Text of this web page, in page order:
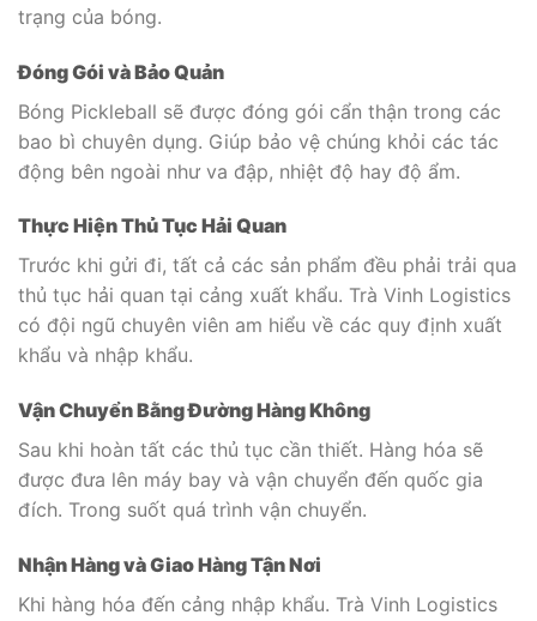
trạng của bóng.
Đóng Gói và Bảo Quản
Bóng Pickleball sẽ được đóng gói cẩn thận trong các
bao bì chuyên dụng. Giúp bảo vệ chúng khỏi các tác
động bên ngoài như va đập, nhiệt độ hay độ ẩm.
Thực Hiện Thủ Tục Hải Quan
Trước khi gửi đi, tất cả các sản phẩm đều phải trải qua
thủ tục hải quan tại cảng xuất khẩu. Trà Vinh Logistics
có đội ngũ chuyên viên am hiểu về các quy định xuất
khẩu và nhập khẩu.
Vận Chuyển Bằng Đường Hàng Không
Sau khi hoàn tất các thủ tục cần thiết. Hàng hóa sẽ
được đưa lên máy bay và vận chuyển đến quốc gia
đích. Trong suốt quá trình vận chuyển.
Nhận Hàng và Giao Hàng Tận Nơi
Khi hàng hóa đến cảng nhập khẩu. Trà Vinh Logistics